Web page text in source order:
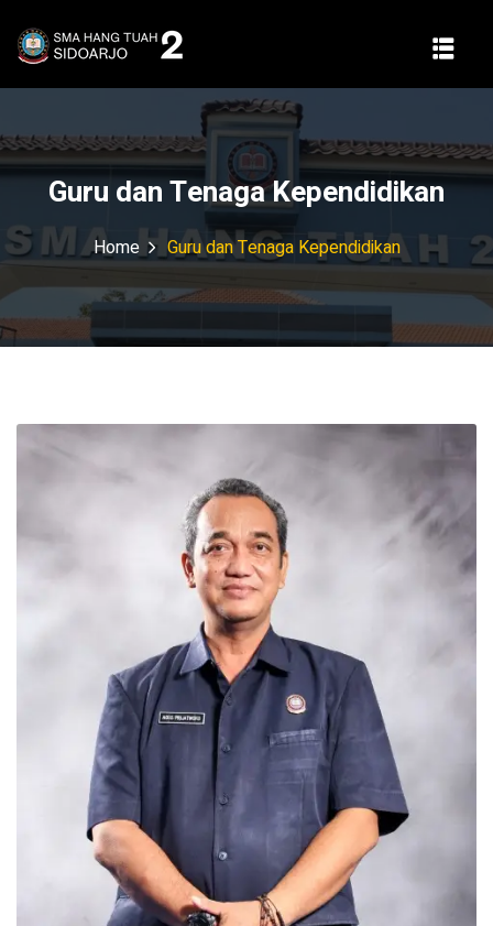
Guru dan Tenaga Kependidikan
Home Guru dan Tenaga Kependidikan